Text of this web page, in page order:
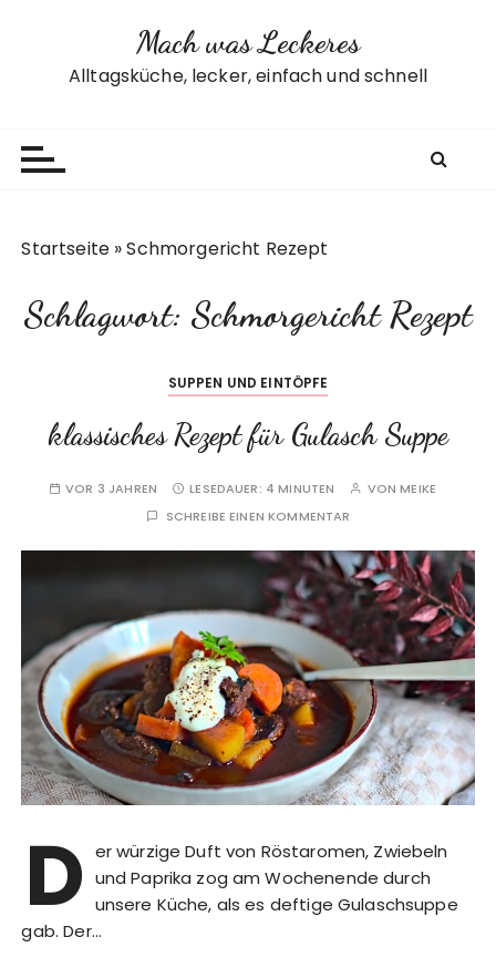
Mach was Leckeres
Alltagsküche, lecker, einfach und schnell
Startseite »Schmorgericht Rezept
Schlagwort: Schmorgericht Rezept
SUPPEN UND EINTÖPFE
klassisches Rezept für Gulasch Suppe
VOR 3 JAHREN LESEDAUER: 4 MINUTEN VONMEIKE
SCHREIBE EINEN KOMMENTAR
D er würzige Duft von Röstaromen, Zwiebeln
und Paprika zog am Wochenende durch
unsere Küche, als es deftige Gulaschsuppe
gab. Der…